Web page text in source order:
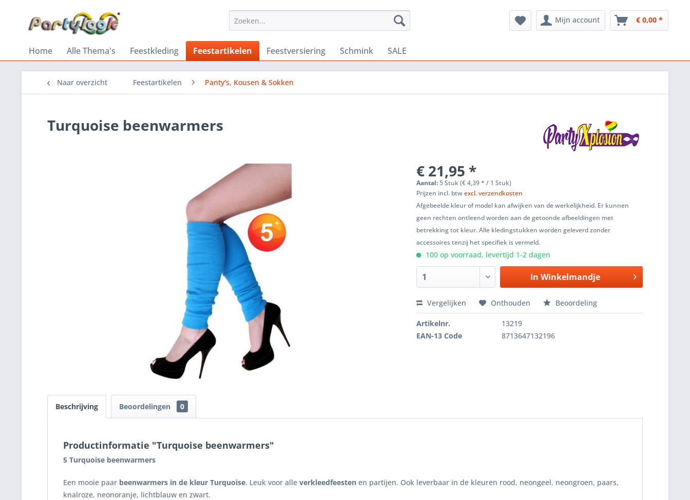
Mijn account € 0,00 *
Home Alle Thema's Feestkleding Feestartikelen Feestversiering Schmink SALE
Naar overzicht Feestartikelen Panty's, Kousen & Sokken
Turquoise beenwarmers
€ 21,95 *
Aantal:5 Stuk (€ 4,39 * / 1 Stuk)
Prijzen incl. btwexcl. verzendkosten
Afgebeelde kleur of model kan afwijken van de werkelijkheid. Er kunnen
geen rechten ontleend worden aan de getoonde afbeeldingen met
betrekking tot kleur. Alle kledingstukken worden geleverd zonder
accessoires tenzij het specifiek is vermeld.
100 op voorraad, levertijd 1-2 dagen
In Winkelmandje
Vergelijken Onthouden Beoordeling
Artikelnr.
13219
EAN-13 Code
8713647132196
Beschrijving Beoordelingen 0
Productinformatie "Turquoise beenwarmers"
5 Turquoise beenwarmers
Een mooie paar beenwarmers in de kleur Turquoise. Leuk voor alle verkleedfeesten en partijen. Ook leverbaar in de kleuren rood, neongeel, neongroen, paars,
knalroze, neonoranje, lichtblauw en zwart.